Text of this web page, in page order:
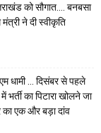
को सौगात…. बनबसा
ने दी स्वीकृति
धामी … दिसंबर से पहले
का पिटारा खोलने जा
का एक और बड़ा दांव